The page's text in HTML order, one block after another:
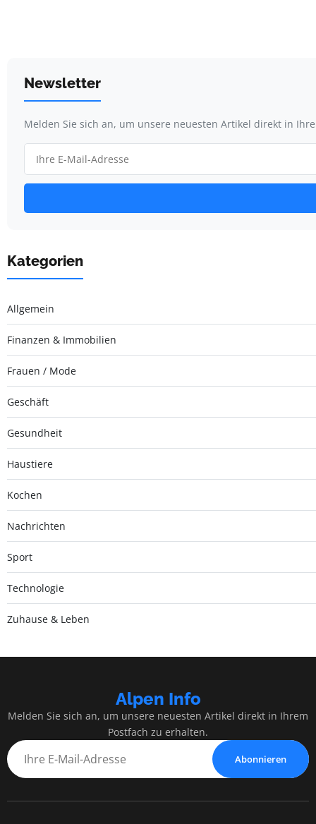
Newsletter
Melden Sie sich an, um unsere neuesten Artikel direkt in
Kategorien
Allgemein
Finanzen & Immobilien
Frauen / Mode
Geschäft
Gesundheit
Haustiere
Kochen
Nachrichten
Sport
Technologie
Zuhause & Leben
Alpen Info
Melden Sie sich an, um unsere neuesten Artikel direkt in Ihrem
Postfach zu erhalten.
Abonnieren